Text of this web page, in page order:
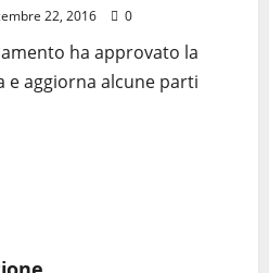
22, 2016 0
ha approvato la
e aggiorna alcune parti